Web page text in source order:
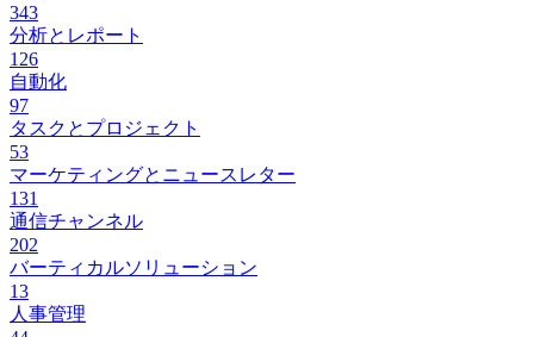
343
分析とレポート
126
自動化
97
タスクとプロジェクト
53
マーケティングとニュースレター
131
通信チャンネル
202
バーティカルソリューション
13
人事管理